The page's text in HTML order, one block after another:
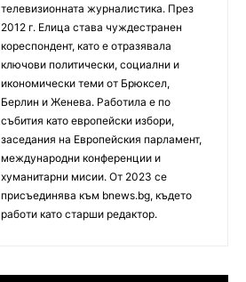
телевизионната журналистика. През
2012 г. Елица става чуждестранен
кореспондент, като е отразявала
ключови политически, социални и
икономически теми от Брюксел,
Берлин и Женева. Работила е по
събития като европейски избори,
заседания на Европейския парламент,
международни конференции и
хуманитарни мисии. От 2023 се
присъединява към bnews.bg, където
работи като старши редактор.